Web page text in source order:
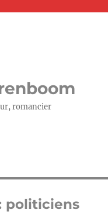
romancier
politiciens